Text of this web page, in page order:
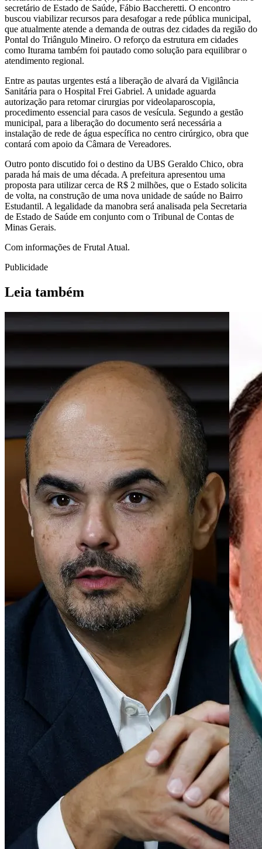
secretário de Estado de Saúde, Fábio Baccheretti. O encontro
buscou viabilizar recursos para desafogar a rede pública municipal,
que atualmente atende a demanda de outras dez cidades da região do
Pontal do Triângulo Mineiro. O reforço da estrutura em cidades
como Iturama também foi pautado como solução para equilibrar o
atendimento regional.
Entre as pautas urgentes está a liberação de alvará da Vigilância
Sanitária para o Hospital Frei Gabriel. A unidade aguarda
autorização para retomar cirurgias por videolaparoscopia,
procedimento essencial para casos de vesícula. Segundo a gestão
municipal, para a liberação do documento será necessária a
instalação de rede de água específica no centro cirúrgico, obra que
contará com apoio da Câmara de Vereadores.
Outro ponto discutido foi o destino da UBS Geraldo Chico, obra
parada há mais de uma década. A prefeitura apresentou uma
proposta para utilizar cerca de R$ 2 milhões, que o Estado solicita
de volta, na construção de uma nova unidade de saúde no Bairro
Estudantil. A legalidade da manobra será analisada pela Secretaria
de Estado de Saúde em conjunto com o Tribunal de Contas de
Minas Gerais.
Com informações de Frutal Atual.
Publicidade
Leia também